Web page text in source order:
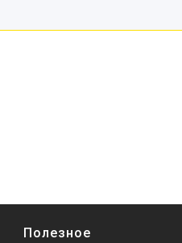
Полезное